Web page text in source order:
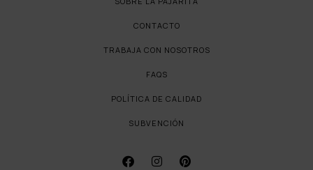
CONTACTO
TRABAJA CON NOSOTROS
FAQS
POLÍTICA DE CALIDAD
SUBVENCIÓN